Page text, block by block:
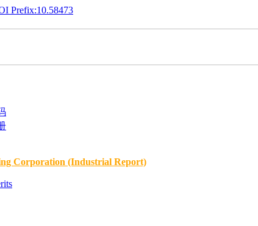
Prefix:10.58473
Corporation (Industrial Report)